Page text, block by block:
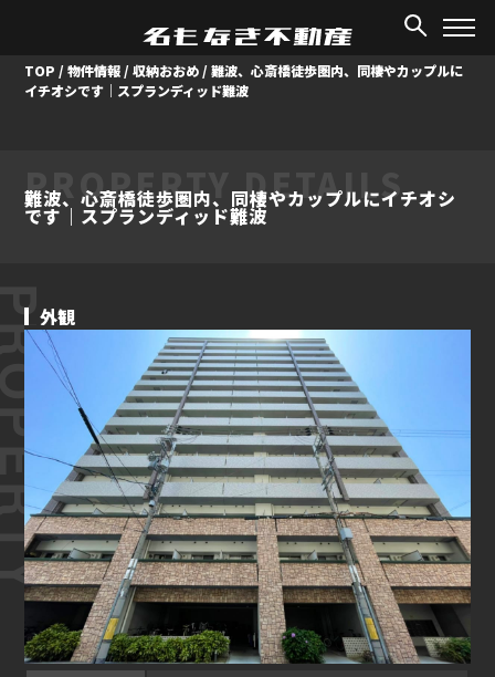
TOP /物件情報 /収納おおめ /難波、心斎橋徒歩圏内、同棲やカップルに
イチオシです｜スプランディッド難波
PROPERTY DETAILS
難波、心斎橋徒歩圏内、同棲やカップルにイチオシ
です｜スプランディッド難波
外観